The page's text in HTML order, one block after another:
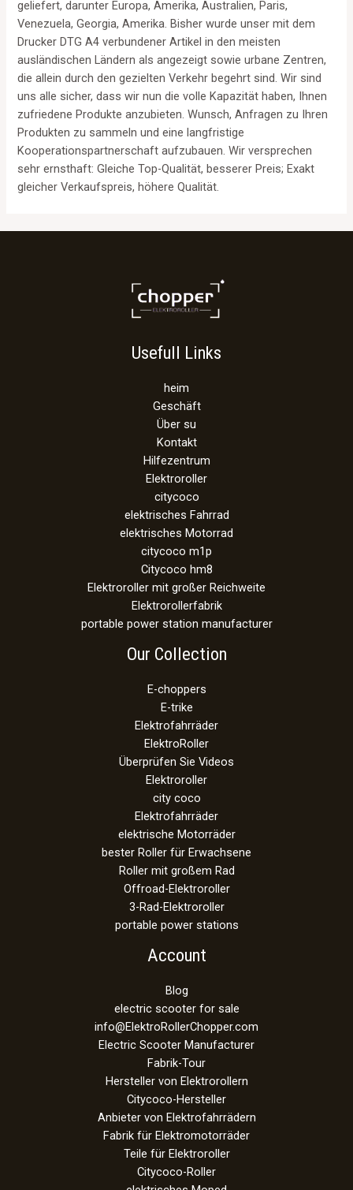
geliefert, darunter Europa, Amerika, Australien, Paris,
Venezuela, Georgia, Amerika. Bisher wurde unser mit dem
Drucker DTG A4 verbundener Artikel in den meisten
ausländischen Ländern als angezeigt sowie urbane Zentren,
die allein durch den gezielten Verkehr begehrt sind. Wir sind
uns alle sicher, dass wir nun die volle Kapazität haben, Ihnen
zufriedene Produkte anzubieten. Wunsch, Anfragen zu Ihren
Produkten zu sammeln und eine langfristige
Kooperationspartnerschaft aufzubauen. Wir versprechen
sehr ernsthaft: Gleiche Top-Qualität, besserer Preis; Exakt
gleicher Verkaufspreis, höhere Qualität.
Usefull Links
heim
Geschäft
Über su
Kontakt
Hilfezentrum
Elektroroller
citycoco
elektrisches Fahrrad
elektrisches Motorrad
citycoco m1p
Citycoco hm8
Elektroroller mit großer Reichweite
Elektrorollerfabrik
portable power station manufacturer
Our Collection
E-choppers
E-trike
Elektrofahrräder
ElektroRoller
Überprüfen Sie Videos
Elektroroller
city coco
Elektrofahrräder
elektrische Motorräder
bester Roller für Erwachsene
Roller mit großem Rad
Offroad-Elektroroller
3-Rad-Elektroroller
portable power stations
Account
Blog
electric scooter for sale
info@ElektroRollerChopper.com
Electric Scooter Manufacturer
Fabrik-Tour
Hersteller von Elektrorollern
Citycoco-Hersteller
Anbieter von Elektrofahrrädern
Fabrik für Elektromotorräder
Teile für Elektroroller
Citycoco-Roller